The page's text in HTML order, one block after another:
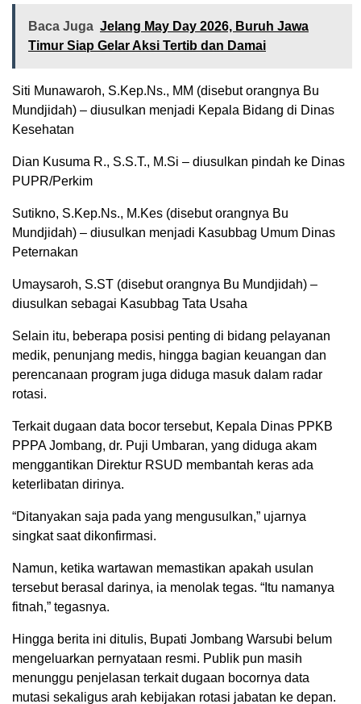
Baca Juga Jelang May Day 2026, Buruh Jawa
Timur Siap Gelar Aksi Tertib dan Damai
Siti Munawaroh, S.Kep.Ns., MM (disebut orangnya Bu
Mundjidah) – diusulkan menjadi Kepala Bidang di Dinas
Kesehatan
Dian Kusuma R., S.S.T., M.Si – diusulkan pindah ke Dinas
PUPR/Perkim
Sutikno, S.Kep.Ns., M.Kes (disebut orangnya Bu
Mundjidah) – diusulkan menjadi Kasubbag Umum Dinas
Peternakan
Umaysaroh, S.ST (disebut orangnya Bu Mundjidah) –
diusulkan sebagai Kasubbag Tata Usaha
Selain itu, beberapa posisi penting di bidang pelayanan
medik, penunjang medis, hingga bagian keuangan dan
perencanaan program juga diduga masuk dalam radar
rotasi.
Terkait dugaan data bocor tersebut, Kepala Dinas PPKB
PPPA Jombang, dr. Puji Umbaran, yang diduga akam
menggantikan Direktur RSUD membantah keras ada
keterlibatan dirinya.
“Ditanyakan saja pada yang mengusulkan,” ujarnya
singkat saat dikonfirmasi.
Namun, ketika wartawan memastikan apakah usulan
tersebut berasal darinya, ia menolak tegas. “Itu namanya
fitnah,” tegasnya.
Hingga berita ini ditulis, Bupati Jombang Warsubi belum
mengeluarkan pernyataan resmi. Publik pun masih
menunggu penjelasan terkait dugaan bocornya data
mutasi sekaligus arah kebijakan rotasi jabatan ke depan.